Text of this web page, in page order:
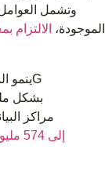
وتشمل
الموجودة، الالتزام
مراكز
إلى 574 مليون دولار بحلول عام 2031